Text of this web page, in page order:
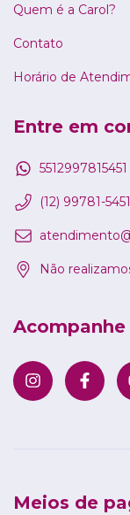
Quem é a Carol?
Contato
Horário de
Entre em
5512997815451
(12) 99781-5451
Não
Acompanhe
Meios de